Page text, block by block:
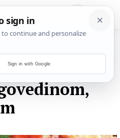
Sign in with Google